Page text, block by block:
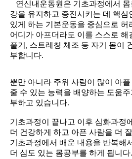
연 신내운동원은 기초과정에서
강을 유지하고 증진시키는 데 핵심
있게 하는 기본운동을 중심으로 허
어디가 아프더라도 이를 스스로 해
풀기, 스트레칭 체조 등 자기 몸이
부합니다.
뿐만 아니라 주위 사람이 많이 아
줄 수 있는 능력을 배양하는 도움
부하고 있습니다.
기초과정이 끝나고 이후 심화과정
더 건강하게 하고 아픈 사람을 더
기초과정에서 배운 내용을 반복해
더 심도 있는 몸공부를 하게 됩니다.